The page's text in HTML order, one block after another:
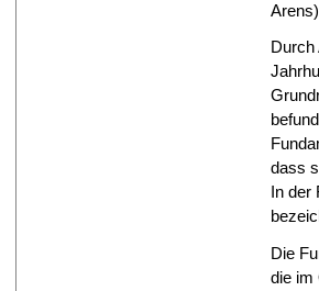
dass
In
Die
die im